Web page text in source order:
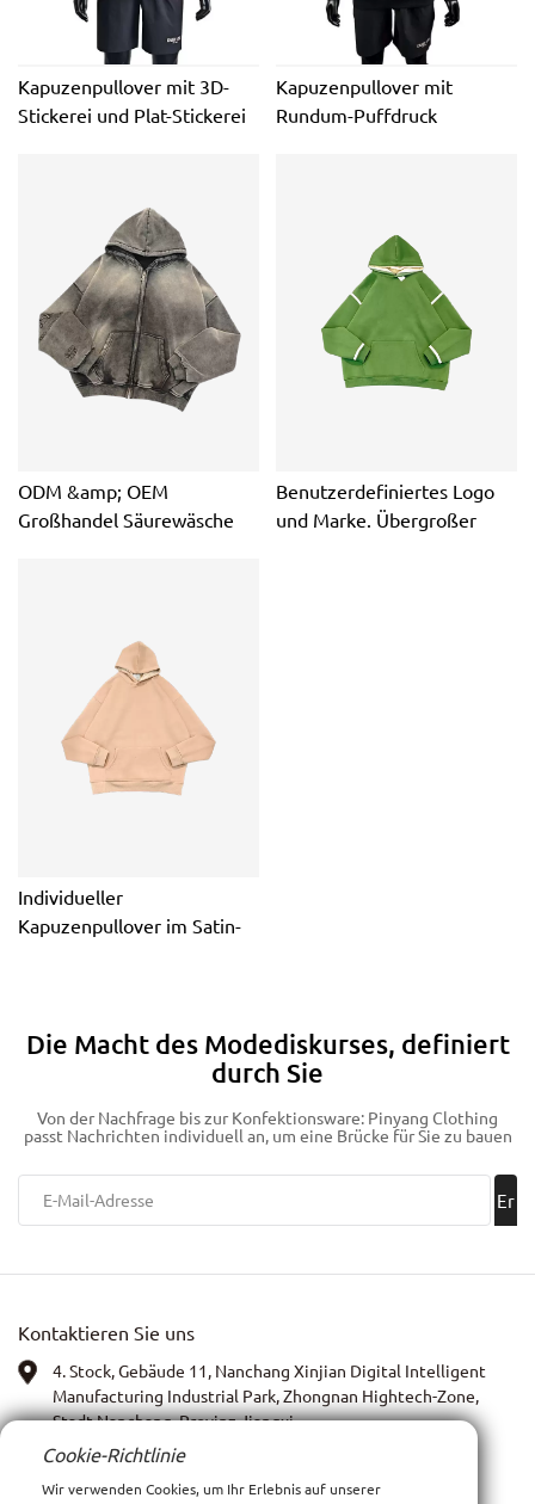
Kapuzenpullover mit 3D-
Stickerei und Plat-Stickerei
Kapuzenpullover mit
Rundum-Puffdruck
ODM &amp; OEM
Großhandel Säurewäsche
Benutzerdefiniertes Logo
und Marke. Übergroßer
Individueller
Kapuzenpullover im Satin-
Die Macht des Modediskurses, definiert
durch Sie
Von der Nachfrage bis zur Konfektionsware: Pinyang Clothing
passt Nachrichten individuell an, um eine Brücke für Sie zu bauen
Er
Kontaktieren Sie uns
4. Stock, Gebäude 11, Nanchang Xinjian Digital Intelligent
Manufacturing Industrial Park, Zhongnan Hightech-Zone,
Stadt Nanchang, Provinz Jiangxi
WhatsApp:13767972399
Cookie-Richtlinie
Wir verwenden Cookies, um Ihr Erlebnis auf unserer